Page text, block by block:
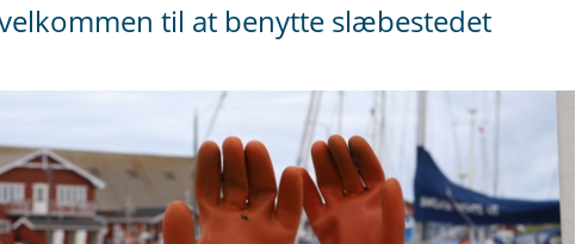
til at benytte slæbestedet